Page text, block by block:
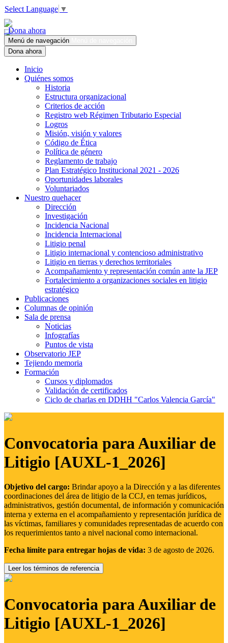
Select Language ▼
Dona ahora
Menú de navegación
Dona ahora
Inicio
Quiénes somos
Historia
Estructura organizacional
Criterios de acción
Registro web Régimen Tributario Especial
Logros
Misión, visión y valores
Código de Ética
Política de género
Reglamento de trabajo
Plan Estratégico Institucional 2021 - 2026
Oportunidades laborales
Voluntariados
Nuestro quehacer
Dirección
Investigación
Incidencia Nacional
Incidencia Internacional
Litigio penal
Litigio internacional y contencioso administrativo
Litigio en tierras y derechos territoriales
Acompañamiento y representación común ante la JEP
Fortalecimiento a organizaciones sociales en litigio
estratégico
Publicaciones
Columnas de opinión
Sala de prensa
Noticias
Infografías
Puntos de vista
Observatorio JEP
Tejiendo memoria
Formación
Cursos y diplomados
Validación de certificados
Ciclo de charlas en DDHH "Carlos Valencia García"
Convocatoria para Auxiliar de
Litigio [AUXL-1_2026]
Objetivo del cargo: Brindar apoyo a la Dirección y a las diferentes
coordinaciones del área de litigio de la CCJ, en temas jurídicos,
administrativos, gestión documental, de información y comunicación
interna y externa en el acompañamiento y representación jurídica de
las víctimas, familiares y comunidades representadas de acuerdo con
los requerimientos tanto a nivel nacional como internacional.
Fecha límite para entregar hojas de vida: 3 de agosto de 2026.
Leer los términos de referencia
Convocatoria para Auxiliar de
Litigio [AUXL-1_2026]